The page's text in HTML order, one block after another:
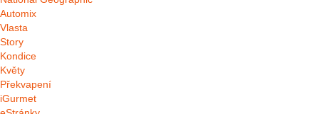
Automix
Vlasta
Story
Kondice
Květy
Překvapení
iGurmet